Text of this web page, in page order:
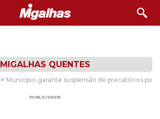
MIGALHAS QUENTES
> Município garante suspensão de precatórios por
PUBLICIDADE